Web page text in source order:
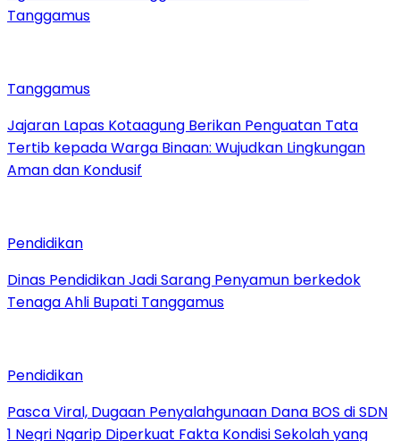
Tanggamus
Tanggamus
Jajaran Lapas Kotaagung Berikan Penguatan Tata
Tertib kepada Warga Binaan: Wujudkan Lingkungan
Aman dan Kondusif
Pendidikan
Dinas Pendidikan Jadi Sarang Penyamun berkedok
Tenaga Ahli Bupati Tanggamus
Pendidikan
Pasca Viral, Dugaan Penyalahgunaan Dana BOS di SDN
1 Negri Ngarip Diperkuat Fakta Kondisi Sekolah yang